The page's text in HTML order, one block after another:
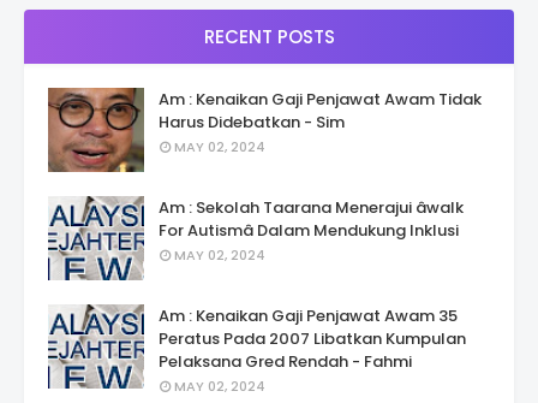
RECENT POSTS
Am : Kenaikan Gaji Penjawat Awam Tidak
Harus Didebatkan - Sim
MAY 02, 2024
Am : Sekolah Taarana Menerajui âwalk
For Autismâ Dalam Mendukung Inklusi
MAY 02, 2024
Am : Kenaikan Gaji Penjawat Awam 35
Peratus Pada 2007 Libatkan Kumpulan
Pelaksana Gred Rendah - Fahmi
MAY 02, 2024